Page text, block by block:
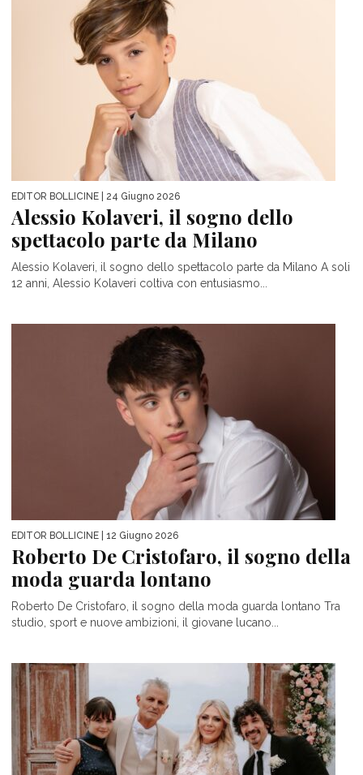
EDITOR BOLLICINE | 24 Giugno 2026
Alessio Kolaveri, il sogno dello
spettacolo parte da Milano
Alessio Kolaveri, il sogno dello spettacolo parte da Milano A soli
12 anni, Alessio Kolaveri coltiva con entusiasmo...
EDITOR BOLLICINE | 12 Giugno 2026
Roberto De Cristofaro, il sogno della
moda guarda lontano
Roberto De Cristofaro, il sogno della moda guarda lontano Tra
studio, sport e nuove ambizioni, il giovane lucano...